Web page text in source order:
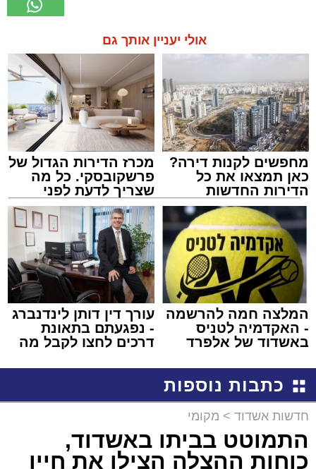
אולי יעניין אותך גם
מחפשים לקנות דירה?
כאן תמצאו את כל
הדירות החדשות
למכירה באשדוד >>>
מכרז הדירות הגדול של
פרשקובסקי. כל מה
שצריך לדעת לפני
שמגישים הצעה לדירה
באשדוד
המלצה חמה להרשמה
- האקדמיה לטניס
באשדוד של אלפרד
עורך דין דותן לינדנברג
- נפגעתם בתאונת
דרכים לחצו לקבל מה
כתבות נוספות
חדשות אשדוד > מקומי
התמוטט בביתו באשדוד,
כוחות ההצלה הצילו את חייו